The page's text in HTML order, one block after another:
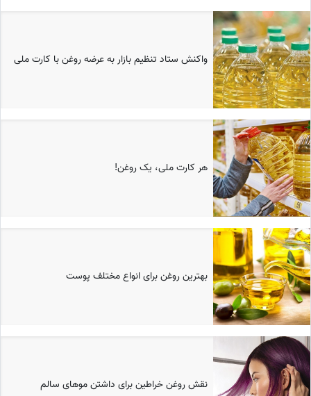
واکنش ستاد تنظیم بازار به عرضه روغن با کارت ملی
هر کارت ملی، یک روغن!
بهترین روغن برای انواع مختلف پوست
نقش روغن خراطین برای داشتن موهای سالم